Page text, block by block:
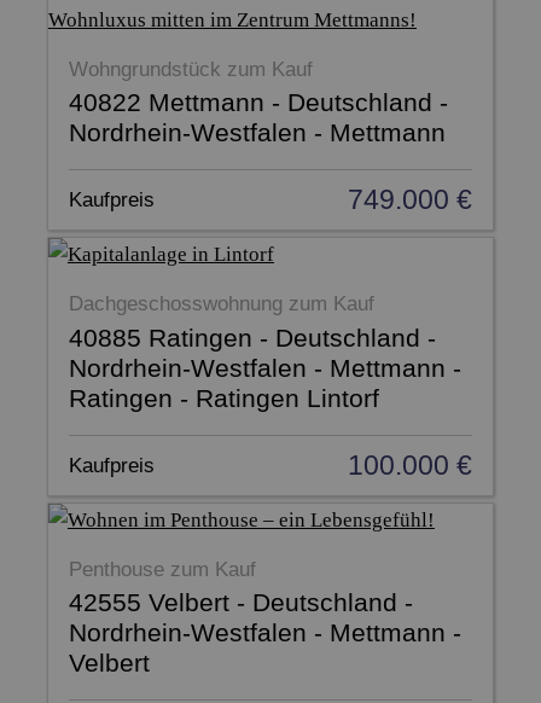
Wohngrundstück zum Kauf
40822 Mettmann - Deutschland -
Nordrhein-Westfalen - Mettmann
Kaufpreis 749.000 €
Dachgeschosswohnung zum Kauf
40885 Ratingen - Deutschland -
Nordrhein-Westfalen - Mettmann -
Ratingen - Ratingen Lintorf
Kaufpreis 100.000 €
Penthouse zum Kauf
42555 Velbert - Deutschland -
Nordrhein-Westfalen - Mettmann -
Velbert